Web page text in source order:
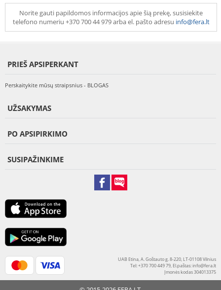
Norite gauti papildomos informacijos apie šią prekę, susisiekite
telefono numeriu +370 700 44 979 arba el. pašto adresu info@fera.lt
PRIEŠ APSIPERKANT
Perskaitykite mūsų straipsnius - BLOGAS
UŽSAKYMAS
PO APSIPIRKIMO
SUSIPAŽINKIME
UAB Etina, A. Goštauto g. 8-220, LT-01108 Vilnius
Tel: +370 700 449 79, El.paštas:info@fera.lt
Įmonės kodas 304013375